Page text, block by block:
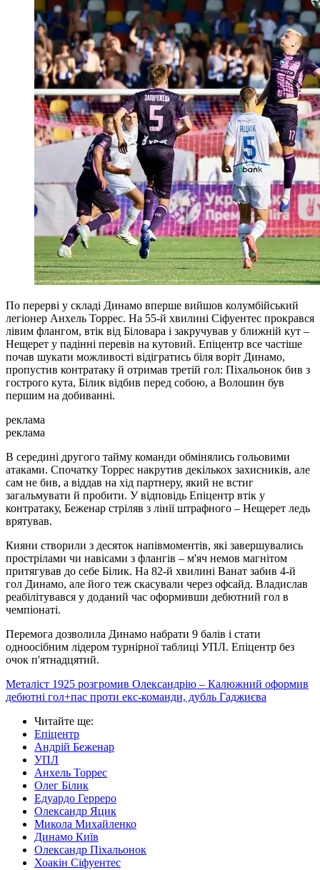
По перерві у складі Динамо вперше вийшов колумбійський
легіонер Анхель Торрес. На 55-й хвилині Сіфуентес прокрався
лівим флангом, втік від Біловара і закручував у ближній кут –
Нещерет у падінні перевів на кутовий. Епіцентр все частіше
почав шукати можливості відігратись біля воріт Динамо,
пропустив контратаку й отримав третій гол: Піхальонок бив з
гострого кута, Білик відбив перед собою, а Волошин був
першим на добиванні.
реклама
реклама
В середині другого тайму команди обмінялись гольовими
атаками. Спочатку Торрес накрутив декількох захисників, але
сам не бив, а віддав на хід партнеру, який не встиг
загальмувати й пробити. У відповідь Епіцентр втік у
контратаку, Беженар стріляв з лінії штрафного – Нещерет ледь
врятував.
Кияни створили з десяток напівмоментів, які завершувались
прострілами чи навісами з флангів – м'яч немов магнітом
притягував до себе Білик. На 82-й хвилині Ванат забив 4-й
гол Динамо, але його теж скасували через офсайд. Владислав
реабілітувався у доданий час оформивши дебютний гол в
чемпіонаті.
Перемога дозволила Динамо набрати 9 балів і стати
одноосібним лідером турнірної таблиці УПЛ. Епіцентр без
очок п'ятнадцятий.
Металіст 1925 розгромив Олександрію – Калюжний оформив
дебютні гол+пас проти екс-команди, дубль Гаджиєва
Читайте ще:
Епіцентр
Андрій Беженар
УПЛ
Анхель Торрес
Олег Білик
Едуардо Герреро
Олександр Яцик
Микола Михайленко
Динамо Київ
Олександр Піхальонок
Хоакін Сіфуентес